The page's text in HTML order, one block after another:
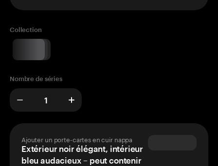
Collection
Nombre de séries
Ajouter un porte-cartes en cuir nappa
Extérieur noir élégant, intérieur
bleu audacieux – peut contenir